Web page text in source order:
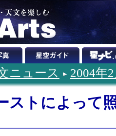
ニュース 2004年
ストによって